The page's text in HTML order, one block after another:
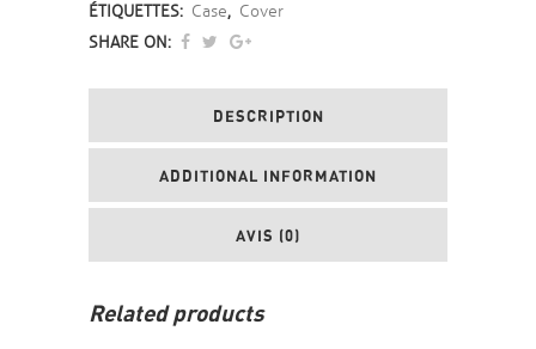
ÉTIQUETTES : Case, Cover
SHARE ON:
DESCRIPTION
ADDITIONAL INFORMATION
AVIS (0)
Related products